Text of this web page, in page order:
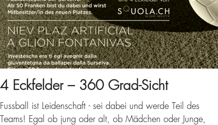
4 Eckfelder – 360 Grad-Sicht
Fussball ist Leidenschaft - sei dabei und werde Teil des
Teams! Egal ob jung oder alt, ob Mädchen oder Junge,